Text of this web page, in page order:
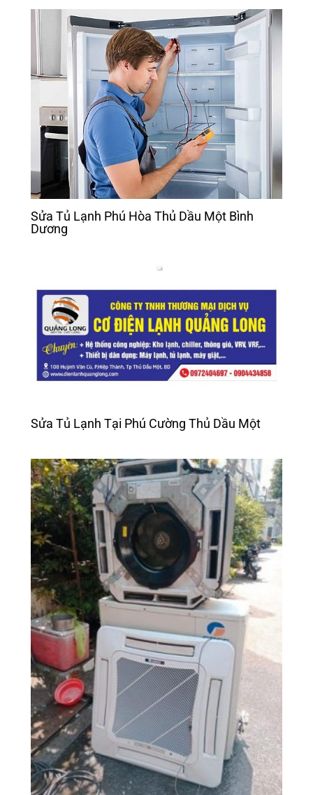
Sửa Tủ Lạnh Phú Hòa Thủ Dầu Một Bình
Dương
Sửa Tủ Lạnh Tại Phú Cường Thủ Dầu Một